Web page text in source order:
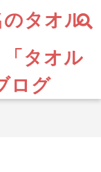
のタオル
タオル
ログ